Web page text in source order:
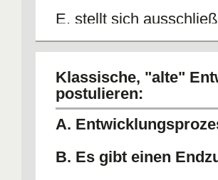
E. stellt sich
Klassische, "alte"
postulieren:
A.
B. Es gibt einen